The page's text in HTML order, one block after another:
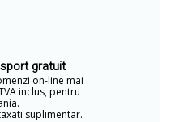
gratuit
on-line mai
inclus, pentru
suplimentar.